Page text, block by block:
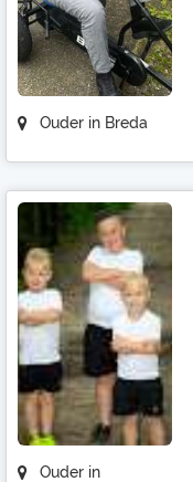
Ouder in Breda
Ouder in